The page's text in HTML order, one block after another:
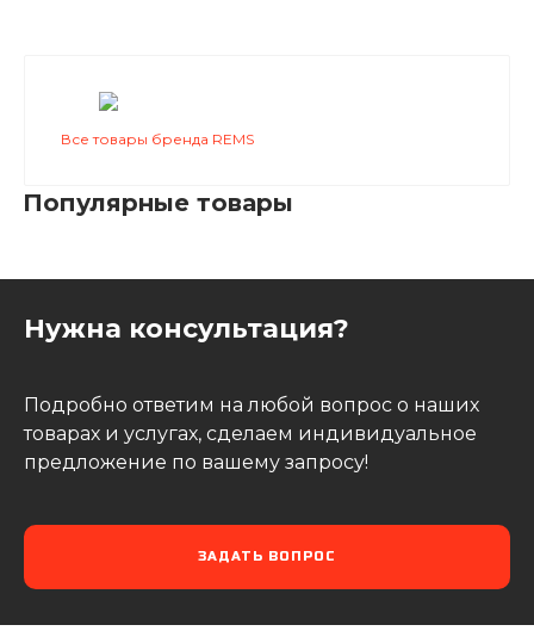
Все товары бренда REMS
Популярные товары
Нужна консультация?
Подробно ответим на любой вопрос о наших
товарах и услугах, сделаем индивидуальное
предложение по вашему запросу!
ЗАДАТЬ ВОПРОС